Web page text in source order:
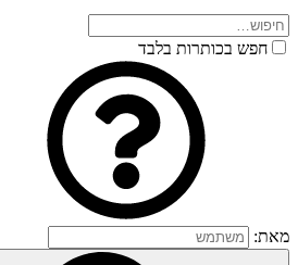
חפש בכותרות בלבד
מאת: